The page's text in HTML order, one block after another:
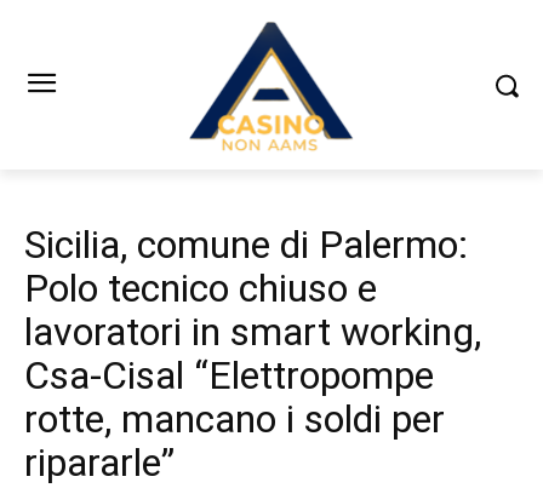
Sicilia, comune di Palermo:
Polo tecnico chiuso e
lavoratori in smart working,
Csa-Cisal “Elettropompe
rotte, mancano i soldi per
ripararle”